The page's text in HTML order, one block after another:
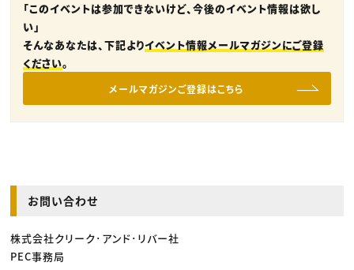
「このイベントは参加できないけど、今後のイベント情報は欲し
い」
そんなあなたは、下記よりイベント情報メールマガジンにご登録
ください。
メールマガジンご登録はこちら
お問い合わせ
株式会社クリーク･アンド･リバー社
PEC事務局